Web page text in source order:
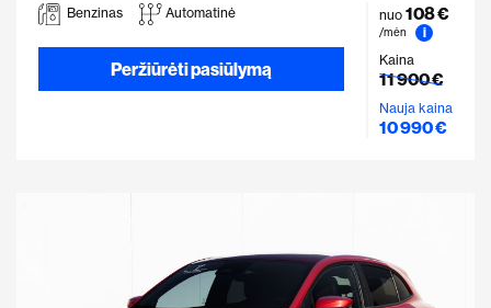
Benzinas Automatinė
Peržiūrėti pasiūlymą
nuo 108 €
/mėn
i
Kaina
11 900 €
Nauja kaina
10 990 €